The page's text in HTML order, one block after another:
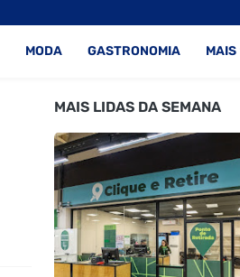
MODA GASTRONOMIA MAIS
MAIS LIDAS DA SEMANA